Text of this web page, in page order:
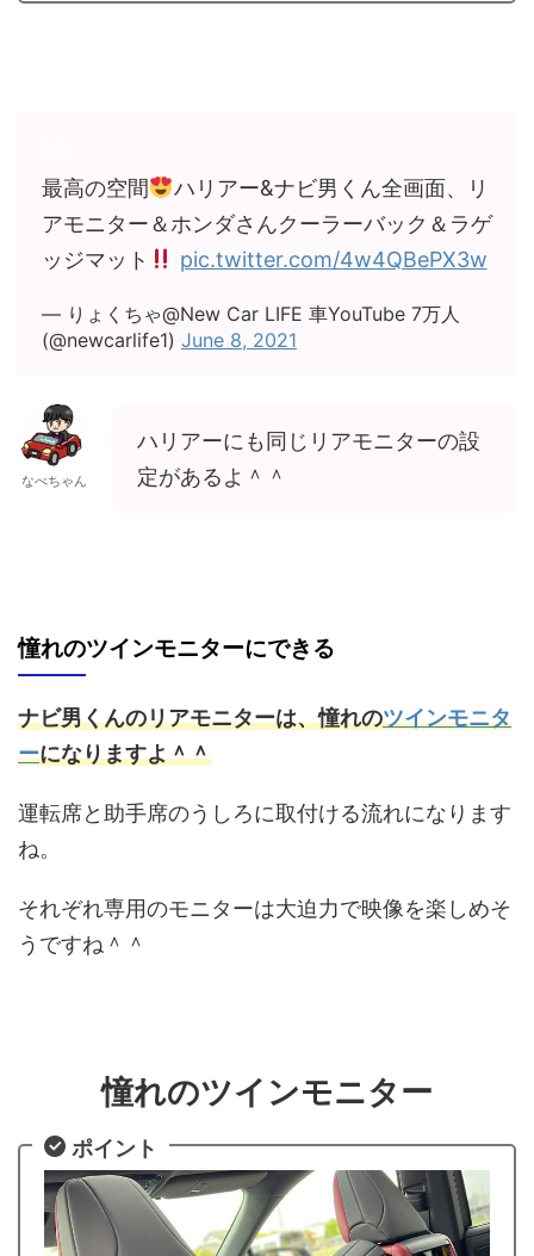
最高の空間
ハリアー&ナビ男くん全画面、リ
アモニター＆ホンダさんクーラーバック＆ラゲ
ッジマット
pic.twitter.com/4w4QBePX3w
— りょくちゃ@New Car LIFE 車YouTube 7万人
(@newcarlife1) June 8, 2021
なべちゃん
ハリアーにも同じリアモニターの設
定があるよ＾＾
憧れのツインモニターにできる
ナビ男くんのリアモニターは、憧れのツインモニタ
ーになりますよ＾＾
運転席と助手席のうしろに取付ける流れになります
ね。
それぞれ専用のモニターは大迫力で映像を楽しめそ
うですね＾＾
憧れのツインモニター
ポイント